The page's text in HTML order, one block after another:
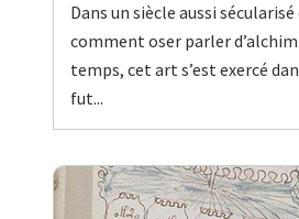
Dans un siècle aussi
comment oser parler
temps, cet art s’est exercé
fut...